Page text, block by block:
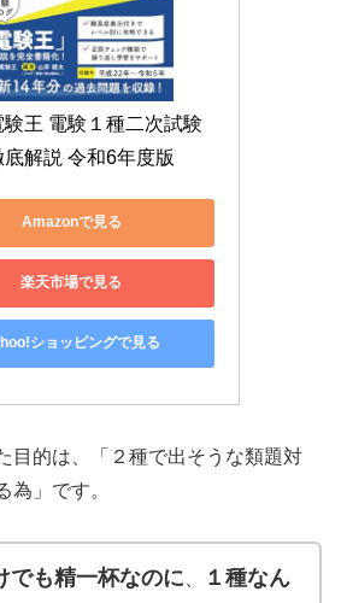
王 電験１種二次試験
解説 令和6年度版
Amazonで見る
楽天市場で見る
ショッピングで見る
目的は、「２種で出そうな類題対
為」です。
でも精一杯なのに
１種なん